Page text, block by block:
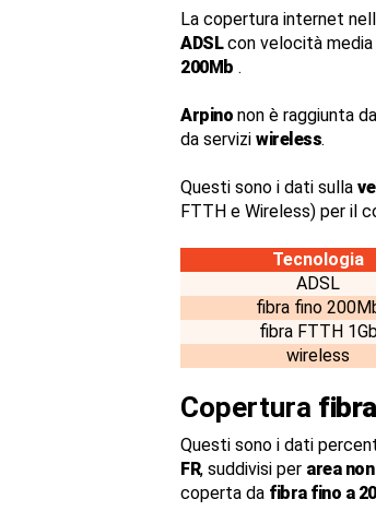
La copertura internet
ADSLcon velocità media
200Mb .
Arpino non è raggiunta da
da servizi wireless.
Questi sono i dati sulla
FTTH e Wireless) per il
Tecnologia
ADSL
fibra fino
fibra FTTH
wireless
Copertura
Questi sono i dati
FR, suddivisi per area
coperta da fibra fino a